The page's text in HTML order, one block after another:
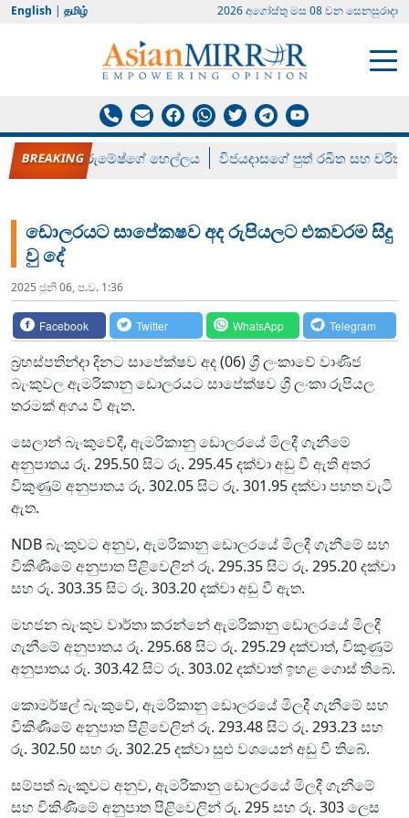
English | தமிழ் 2026 අගෝස්‍තු මස 08 වන සෙනසුරාදා
රන් ගෙනා රුමේෂ්ගේ හෙල්ලය විජයදාසගේ පුත් රඛිත සහ චරිත්
ඩොලරයට සාපේකෂව අද රුපියලට එකවරම සිදු
වු දේ
2025 ජූනි 06, ප.ව. 1:36
Facebook Twitter WhatsApp Telegram
බ්‍රහස්පතින්දා දිනට සාපේක්ෂව අද (06) ශ්‍රී ලංකාවේ වාණිජ
බැංකුවල ඇමරිකානු ඩොලරයට සාපේක්ෂව ශ්‍රී ලංකා රුපියල
තරමක් අගය වී ඇත.
සෙලාන් බැංකුවේදී, ඇමරිකානු ඩොලරයේ මිලදී ගැනීමේ
අනුපාතය රු. 295.50 සිට රු. 295.45 දක්වා අඩු වී ඇති අතර
විකුණුම් අනුපාතය රු. 302.05 සිට රු. 301.95 දක්වා පහත වැටී
ඇත.
NDB බැංකුවට අනුව, ඇමරිකානු ඩොලරයේ මිලදී ගැනීමේ සහ
විකිණීමේ අනුපාත පිළිවෙලින් රු. 295.35 සිට රු. 295.20 දක්වා
සහ රු. 303.35 සිට රු. 303.20 දක්වා අඩු වී ඇත.
මහජන බැංකුව වාර්තා කරන්නේ ඇමරිකානු ඩොලරයේ මිලදී
ගැනීමේ අනුපාතය රු. 295.68 සිට රු. 295.29 දක්වාත්, විකුණුම්
අනුපාතය රු. 303.42 සිට රු. 303.02 දක්වාත් ඉහළ ගොස් තිබේ.
කොමර්ෂල් බැංකුවේ, ඇමරිකානු ඩොලරයේ මිලදී ගැනීමේ සහ
විකිණීමේ අනුපාත පිළිවෙලින් රු. 293.48 සිට රු. 293.23 සහ
රු. 302.50 සහ රු. 302.25 දක්වා සුළු වශයෙන් අඩු වී තිබේ.
සම්පත් බැංකුවට අනුව, ඇමරිකානු ඩොලරයේ මිලදී ගැනීමේ
සහ විකිණීමේ අනුපාත පිළිවෙලින් රු. 295 සහ රු. 303 ලෙස